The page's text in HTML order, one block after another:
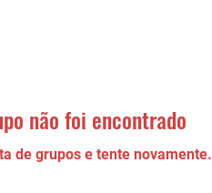
não foi encontrado
de grupos e tente novamente.